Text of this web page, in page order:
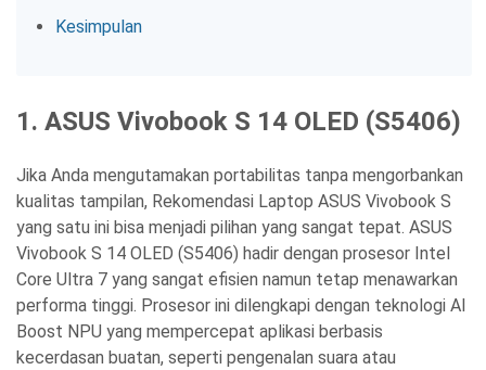
Kesimpulan
1. ASUS Vivobook S 14 OLED (S5406)
Jika Anda mengutamakan portabilitas tanpa mengorbankan
kualitas tampilan, Rekomendasi Laptop ASUS Vivobook S
yang satu ini bisa menjadi pilihan yang sangat tepat. ASUS
Vivobook S 14 OLED (S5406) hadir dengan prosesor Intel
Core Ultra 7 yang sangat efisien namun tetap menawarkan
performa tinggi. Prosesor ini dilengkapi dengan teknologi AI
Boost NPU yang mempercepat aplikasi berbasis
kecerdasan buatan, seperti pengenalan suara atau